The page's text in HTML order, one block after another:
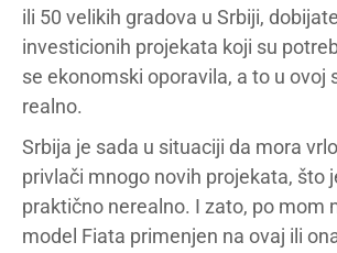
ili 50 velikih gradova u Srbiji,
investicionih projekata koji su
se ekonomski oporavila, a to u ovoj
realno.
Srbija je sada u situaciji da mora
privlači mnogo novih projekata, što
praktično nerealno. I zato, po mom
model Fiata primenjen na ovaj ili